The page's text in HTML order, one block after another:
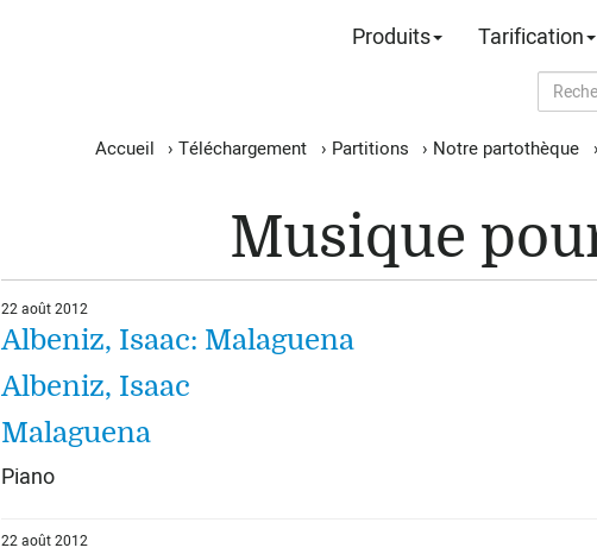
Produits Tarification
Accueil › Téléchargement › Partitions › Notre partothèque ›
Musique
22 août 2012
Albeniz, Isaac: Malaguena
Albeniz, Isaac
Malaguena
Piano
22 août 2012